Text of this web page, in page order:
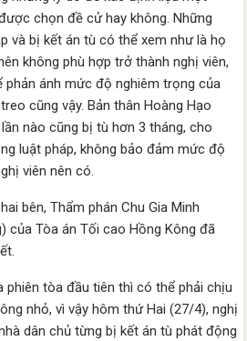
chọn đề cử hay không. Những
và bị kết án tù có thể xem như là họ
không phù hợp trở thành nghị viên,
phản ánh mức độ nghiêm trọng của
cũng vậy. Bản thân Hoàng Hạo
nào cũng bị tù hơn 3 tháng, cho
luật pháp, không bảo đảm mức độ
viên nên có.
bên, Thẩm phán Chu Gia Minh
của Tòa án Tối cao Hồng Kông đã
phiên tòa đầu tiên thì có thể phải chịu
nhỏ, vì vậy hôm thứ Hai (27/4), nghị
dân chủ từng bị kết án tù phát động